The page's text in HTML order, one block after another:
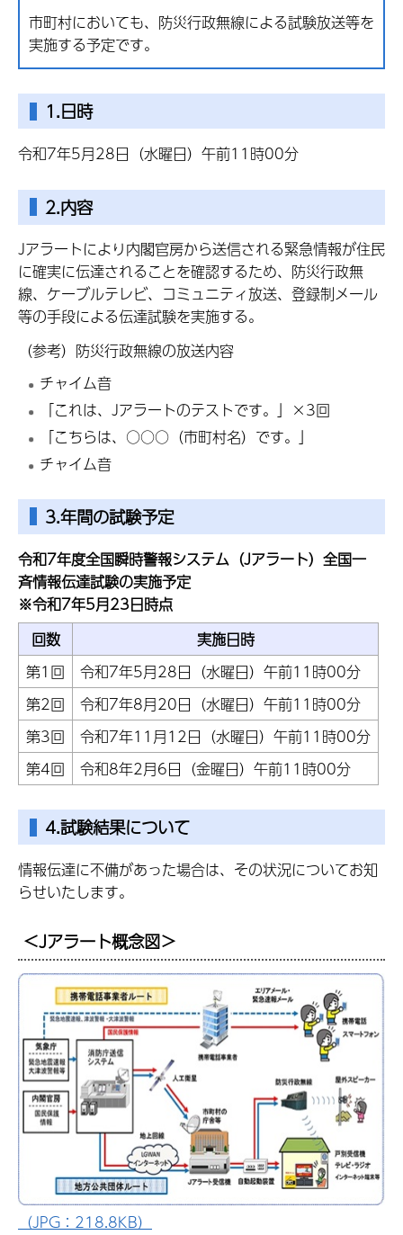
市町村においても、防災行政無線による試験放送等を
実施する予定です。
1.日時
令和7年5月28日（水曜日）午前11時00分
2.内容
Jアラートにより内閣官房から送信される緊急情報が住民
に確実に伝達されることを確認するため、防災行政無
線、ケーブルテレビ、コミュニティ放送、登録制メール
等の手段による伝達試験を実施する。
（参考）防災行政無線の放送内容
チャイム音
「これは、Jアラートのテストです。」×3回
「こちらは、○○○（市町村名）です。」
チャイム音
3.年間の試験予定
令和7年度全国瞬時警報システム（Jアラート）全国一
斉情報伝達試験の実施予定
※令和7年5月23日時点
回数
実施日時
第1回
令和7年5月28日（水曜日）午前11時00分
第2回
令和7年8月20日（水曜日）午前11時00分
第3回
令和7年11月12日（水曜日）午前11時00分
第4回
令和8年2月6日（金曜日）午前11時00分
4.試験結果について
情報伝達に不備があった場合は、その状況についてお知
らせいたします。
＜Jアラート概念図＞
（JPG：218.8KB）